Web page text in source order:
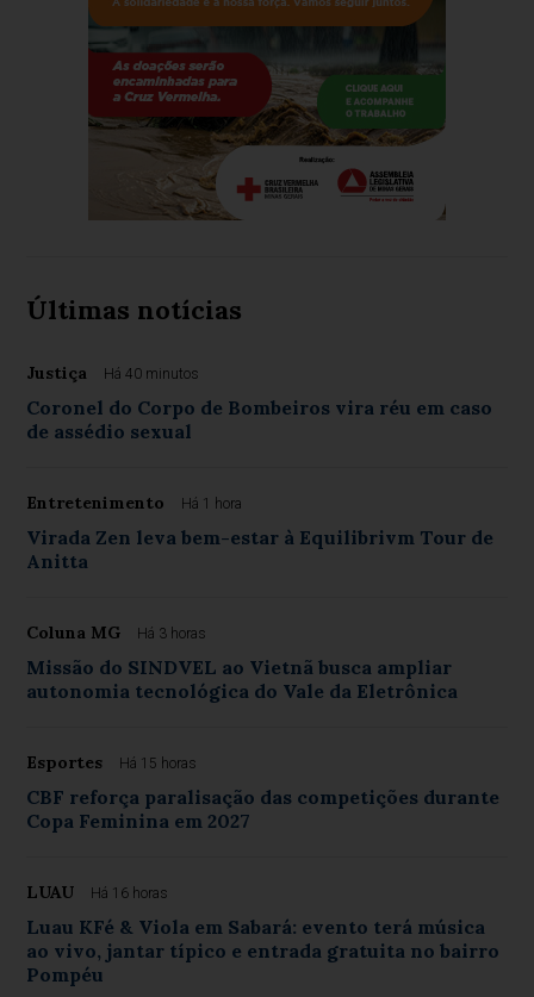
Últimas notícias
Justiça Há 40 minutos
Coronel do Corpo de Bombeiros vira réu em caso
de assédio sexual
Entretenimento Há 1 hora
Virada Zen leva bem-estar à Equilibrivm Tour de
Anitta
Coluna MG Há 3 horas
Missão do SINDVEL ao Vietnã busca ampliar
autonomia tecnológica do Vale da Eletrônica
Esportes Há 15 horas
CBF reforça paralisação das competições durante
Copa Feminina em 2027
LUAU Há 16 horas
Luau KFé & Viola em Sabará: evento terá música
ao vivo, jantar típico e entrada gratuita no bairro
Pompéu